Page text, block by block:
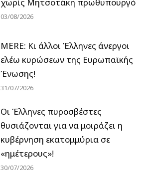
03/08/2026
MERE: Κι άλλοι Έλληνες άνεργοι
ελέω κυρώσεων της Ευρωπαϊκής
Ένωσης!
31/07/2026
Οι Έλληνες πυροσβέστες
θυσιάζονται για να μοιράζει η
κυβέρνηση εκατομμύρια σε
«ημέτερους»!
30/07/2026